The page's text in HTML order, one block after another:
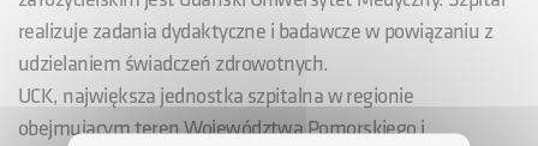
realizuje zadania dydaktyczne i badawcze w powiązaniu z
udzielaniem świadczeń zdrowotnych.
UCK, największa jednostka szpitalna w regionie
obejmującym teren Województwa Pomorskiego i